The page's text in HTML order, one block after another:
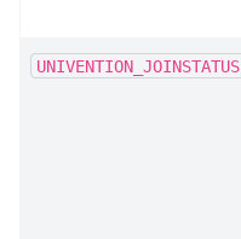
UNIVENTION_JOINSTATUS